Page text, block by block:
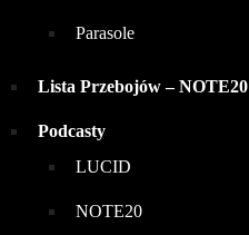
Parasole
Lista Przebojów – NOTE20
Podcasty
LUCID
NOTE20